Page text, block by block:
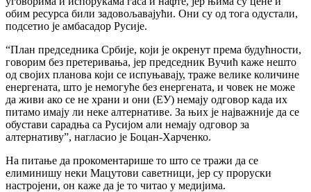
обим ресурса били задовољавајући. Они су од тога одустали,
подсетио је амбасадор Русије.
“План председника Србије, који је окренут према будућности,
говорим без претеривања, јер председник Вучић каже нешто
од својих планова који се испуњавају, траже велике количине
енергената, што је немогуће без енергената, и човек не може
да живи ако се не храни и они (ЕУ) немају одговор када их
питамо имају ли неке алтернативе. За њих је најважније да се
обустави сарадња са Русијом али немају одговор за
алтернативу”, нагласио је Боцан-Харченко.
На питање да прокоментарише то што се тражи да се
елиминишу неки Мацутови саветници, јер су проруски
настројени, он каже да је то читао у медијима.